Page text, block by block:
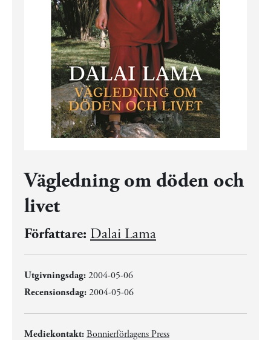
Vägledning om döden och
livet
Författare: Dalai Lama
Utgivningsdag:2004-05-06
Recensionsdag:2004-05-06
Mediekontakt: Bonnierförlagens Press